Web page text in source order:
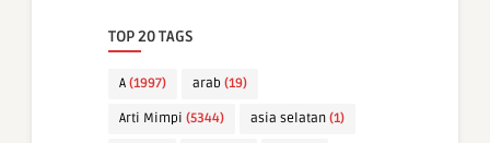
TOP 20 TAGS
A (1997) arab (19)
Arti Mimpi (5344) asia selatan (1)